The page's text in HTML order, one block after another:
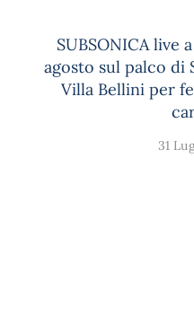
SUBSONICA live
agosto sul palco di
Villa Bellini per
31